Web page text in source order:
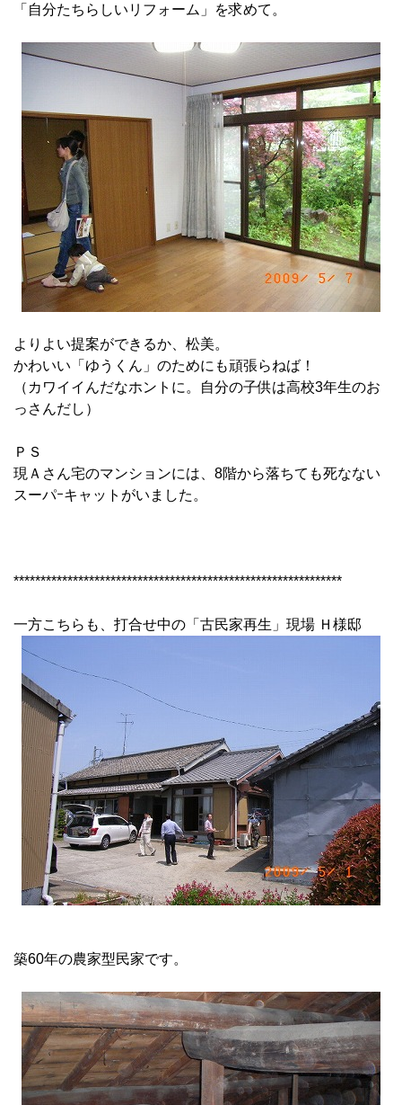
「自分たちらしいリフォーム」を求めて。
よりよい提案ができるか、松美。
かわいい「ゆうくん」のためにも頑張らねば！
（カワイイんだなホントに。自分の子供は高校3年生のお
っさんだし）
ＰＳ
現Ａさん宅のマンションには、8階から落ちても死なない
スーパｰキャットがいました。
*************************************************************
一方こちらも、打合せ中の「古民家再生」現場 Ｈ様邸
築60年の農家型民家です。